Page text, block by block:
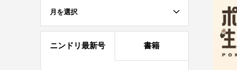
月を選択
ニンドリ最新号 書籍